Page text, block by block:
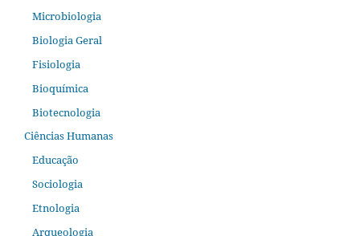
Microbiologia
Biologia Geral
Fisiologia
Bioquímica
Biotecnologia
Ciências Humanas
Educação
Sociologia
Etnologia
Arqueologia